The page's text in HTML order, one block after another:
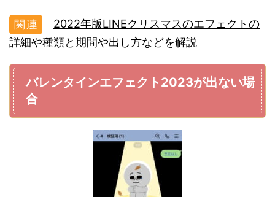
2022年版LINEクリスマスのエフェクトの
詳細や種類と期間や出し方などを解説
バレンタインエフェクト2023が出ない場
合